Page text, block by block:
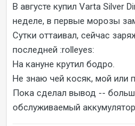
В августе купил Varta Silver
неделе, в первые морозы
Сутки оттаивал, сейчас
последней :rolleyes:
На кануне крутил бодро.
Не знаю чей косяк, мой или
Пока сделал вывод --
обслуживаемый